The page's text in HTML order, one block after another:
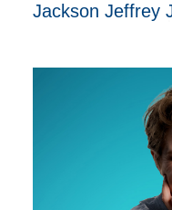
Jackson Jeffrey